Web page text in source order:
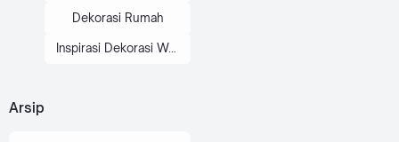
Dekorasi Rumah
Inspirasi Dekorasi Wedding
Arsip